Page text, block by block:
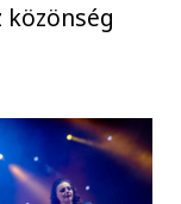
közönség